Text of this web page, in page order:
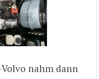
nahm dann